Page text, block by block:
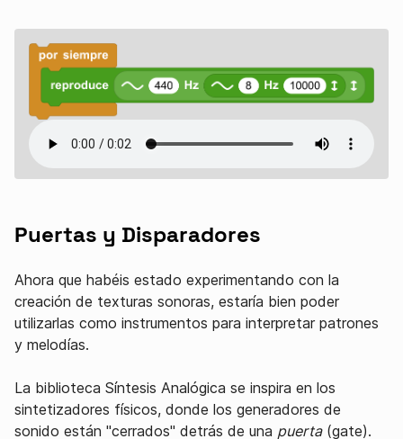
Puertas y Disparadores
Ahora que habéis estado experimentando con la
creación de texturas sonoras, estaría bien poder
utilizarlas como instrumentos para interpretar patrones
y melodías.
La biblioteca Síntesis Analógica se inspira en los
sintetizadores físicos, donde los generadores de
sonido están "cerrados" detrás de una puerta(gate).